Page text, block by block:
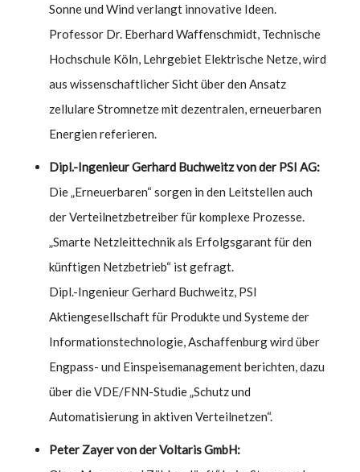
Sonne und Wind verlangt innovative Ideen.
Professor Dr. Eberhard Waffenschmidt, Technische
Hochschule Köln, Lehrgebiet Elektrische Netze, wird
aus wissenschaftlicher Sicht über den Ansatz
zellulare Stromnetze mit dezentralen, erneuerbaren
Energien referieren.
Dipl.-Ingenieur Gerhard Buchweitz von der PSI AG:
Die „Erneuerbaren“ sorgen in den Leitstellen auch
der Verteilnetzbetreiber für komplexe Prozesse.
„Smarte Netzleittechnik als Erfolgsgarant für den
künftigen Netzbetrieb“ ist gefragt.
Dipl.-Ingenieur Gerhard Buchweitz, PSI
Aktiengesellschaft für Produkte und Systeme der
Informationstechnologie, Aschaffenburg wird über
Engpass- und Einspeisemanagement berichten, dazu
über die VDE/FNN-Studie „Schutz und
Automatisierung in aktiven Verteilnetzen“.
Peter Zayer von der Voltaris GmbH: